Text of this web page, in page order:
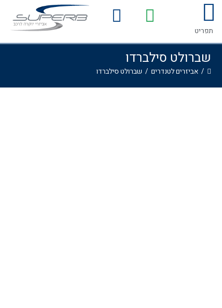
תפריט
שברולט סילברדו
/ אביזרים לטנדרים / שברולט סילברדו